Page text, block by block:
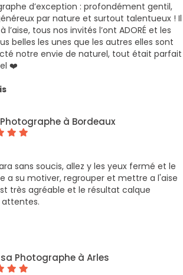
d’exception : profondément gentil,
par nature et surtout talentueux ! Il
tous nos invités l’ont ADORÉ et les
belles les unes que les autres elles sont
notre envie de naturel, tout était parfait
❤️
à Bordeaux
sans soucis, allez y les yeux fermé et le
a su motiver, regrouper et mettre a l'aise
très agréable et le résultat calque
Photographe à Arles